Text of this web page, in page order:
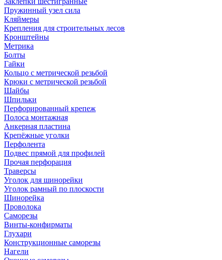
Пружинный узел сила
Кляймеры
Крепления для строительных лесов
Кронштейны
Метрика
Болты
Гайки
Кольцо с метрической резьбой
Крюки с метрической резьбой
Шайбы
Шпильки
Перфорированный крепеж
Полоса монтажная
Анкерная пластина
Крепёжные уголки
Перфолента
Подвес прямой для профилей
Прочая перфорация
Траверсы
Уголок для шинорейки
Уголок рамный по плоскости
Шинорейка
Проволока
Саморезы
Винты-конфирматы
Глухари
Конструкционные саморезы
Нагели